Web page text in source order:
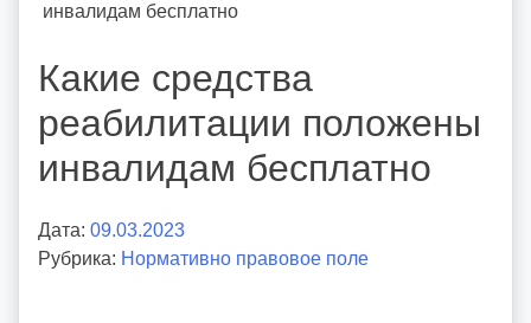
инвалидам бесплатно
Какие средства
реабилитации положены
инвалидам бесплатно
Дата: 09.03.2023
в
Рубрика: Нормативно правовое поле